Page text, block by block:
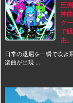
圧
神
ク
で
由。
日常の退屈を一瞬で吹き
楽曲が出現 ...